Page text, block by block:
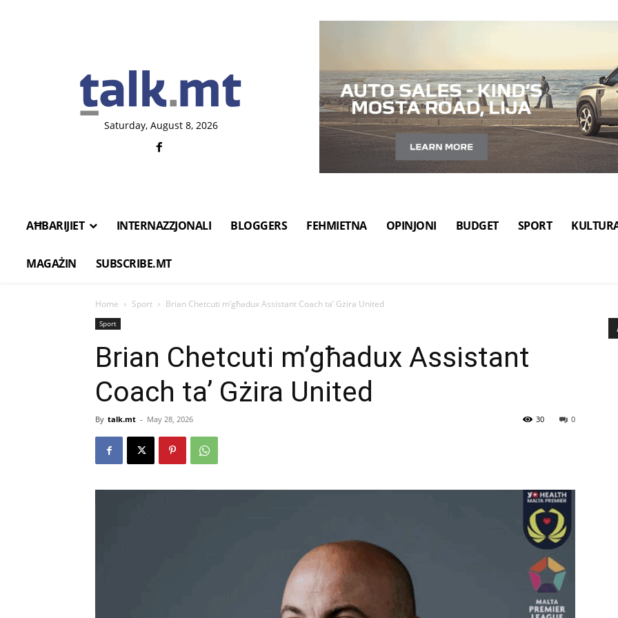
Saturday, August 8, 2026
AĦBARIJIET INTERNAZZJONALI BLOGGERS FEHMIETNA OPINJONI BUDGET SPORT
MAGAŻIN SUBSCRIBE.MT
Home Sport Brian Chetcuti m’għadux Assistant Coach ta’ Gżira United
Sport
Brian Chetcuti m’għadux Assistant
Coach ta’ Gżira United
By talk.mt - May 28, 2026 0
30